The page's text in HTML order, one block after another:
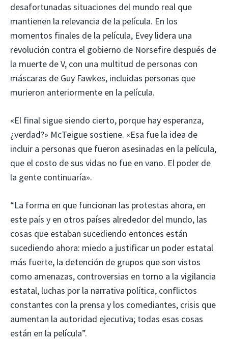
desafortunadas situaciones del mundo real que
mantienen la relevancia de la película. En los
momentos finales de la película, Evey lidera una
revolución contra el gobierno de Norsefire después de
la muerte de V, con una multitud de personas con
máscaras de Guy Fawkes, incluidas personas que
murieron anteriormente en la película.
«El final sigue siendo cierto, porque hay esperanza,
¿verdad?» McTeigue sostiene. «Esa fue la idea de
incluir a personas que fueron asesinadas en la película,
que el costo de sus vidas no fue en vano. El poder de
la gente continuaría».
“La forma en que funcionan las protestas ahora, en
este país y en otros países alrededor del mundo, las
cosas que estaban sucediendo entonces están
sucediendo ahora: miedo a justificar un poder estatal
más fuerte, la detención de grupos que son vistos
como amenazas, controversias en torno a la vigilancia
estatal, luchas por la narrativa política, conflictos
constantes con la prensa y los comediantes, crisis que
aumentan la autoridad ejecutiva; todas esas cosas
están en la película”.